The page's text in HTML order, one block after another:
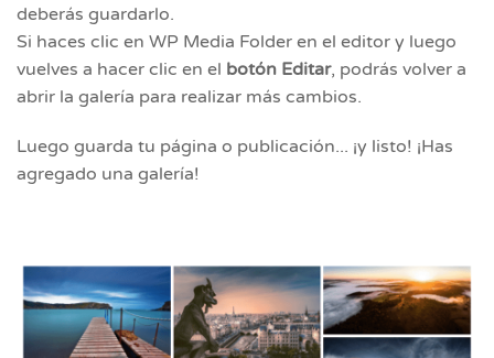
deberás guardarlo.
Si haces clic en WP Media Folder en el editor y luego
vuelves a hacer clic en el botón Editar, podrás volver a
abrir la galería para realizar más cambios.
Luego guarda tu página o publicación... ¡y listo! ¡Has
agregado una galería!